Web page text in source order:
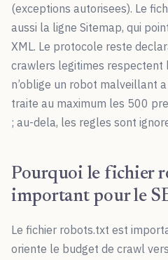
(exceptions autorisees). Le
aussi la ligne Sitemap, qui
XML. Le protocole reste
crawlers legitimes respectent
n’oblige un robot malveillant
traite au maximum les 500
; au-dela, les regles sont
Pourquoi le fichier
important pour le
Le fichier robots.txt est
oriente le budget de crawl